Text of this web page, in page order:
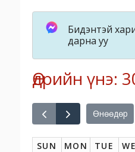
Бидэнтэй
дарна уу
Өдрийн үнэ:
Өнөөдөр
SUN MON TUE